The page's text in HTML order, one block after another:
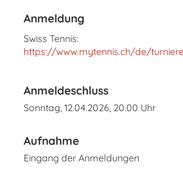
Anmeldung
Swiss Tennis:
https://www.mytennis.ch/de/
Anmeldeschluss
Sonntag, 12.04.2026, 20.00 Uhr
Aufnahme
Eingang der Anmeldungen